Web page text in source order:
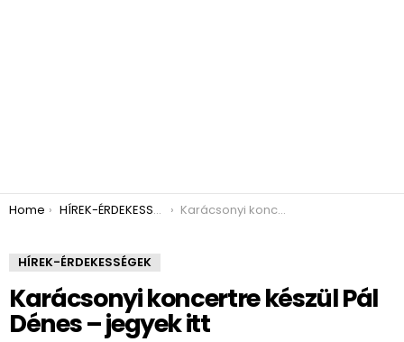
You are here:
Home HÍREK-ÉRDEKESSÉGEK Karácsonyi koncertre készül Pál Dénes – jegyek itt
HÍREK-ÉRDEKESSÉGEK
Karácsonyi koncertre készül Pál
Dénes – jegyek itt